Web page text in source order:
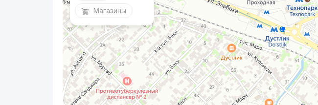
Магазины